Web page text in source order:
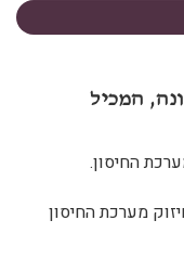
המכיל
החיסון.
מערכת החיסון